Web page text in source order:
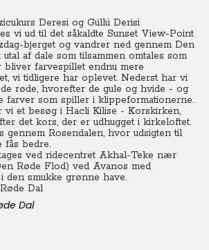
Deresi og Güllü Derisi
vi ud til det såkaldte Sunset View-Point
bjerget og vandrer ned gennem Den
af dale som tilsammen omtales som
bliver farvespillet endnu mere
vi tidligere har oplevet. Nederst har vi
røde, hvorefter de gule og hvide - og
farver som spiller i klippeformationerne.
et besøg i Hacli Kilise - Korskirken,
det kors, der er udhugget i kirkeloftet.
gennem Rosendalen, hvor udsigten til
fås bedre.
ved ridecentret Akhal-Teke nær
Røde Flod) ved Avanos med
den smukke grønne have.
Dal